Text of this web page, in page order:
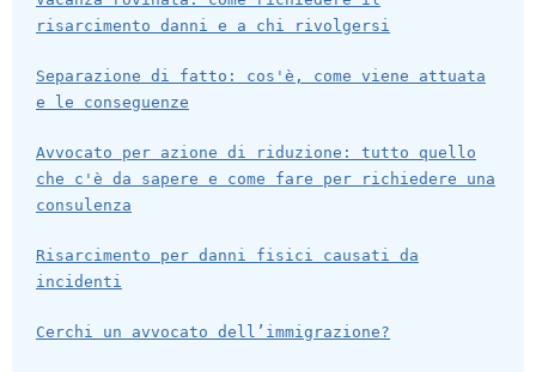
risarcimento danni e a chi rivolgersi
Separazione di fatto: cos'è, come viene attuata
e le conseguenze
Avvocato per azione di riduzione: tutto quello
che c'è da sapere e come fare per richiedere una
consulenza
Risarcimento per danni fisici causati da
incidenti
Cerchi un avvocato dell’immigrazione?